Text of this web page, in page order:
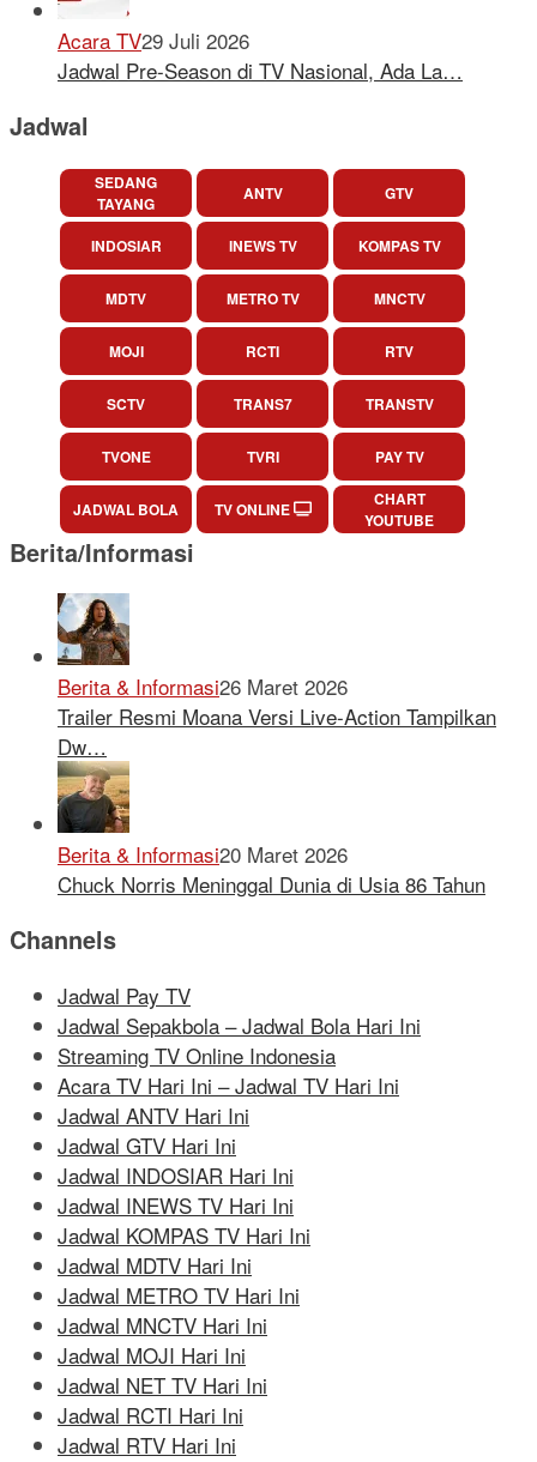
Acara TV29 Juli 2026
Jadwal Pre-Season di TV Nasional, Ada La…
Jadwal
SEDANG
TAYANG
ANTV GTV
INDOSIAR INEWS TV KOMPAS TV
MDTV METRO TV MNCTV
MOJI RCTI RTV
SCTV TRANS7 TRANSTV
TVONE TVRI PAY TV
JADWAL BOLA TV ONLINE
CHART
YOUTUBE
Berita/Informasi
Berita & Informasi26 Maret 2026
Trailer Resmi Moana Versi Live-Action Tampilkan
Dw…
Berita & Informasi20 Maret 2026
Chuck Norris Meninggal Dunia di Usia 86 Tahun
Channels
Jadwal Pay TV
Jadwal Sepakbola – Jadwal Bola Hari Ini
Streaming TV Online Indonesia
Acara TV Hari Ini – Jadwal TV Hari Ini
Jadwal ANTV Hari Ini
Jadwal GTV Hari Ini
Jadwal INDOSIAR Hari Ini
Jadwal INEWS TV Hari Ini
Jadwal KOMPAS TV Hari Ini
Jadwal MDTV Hari Ini
Jadwal METRO TV Hari Ini
Jadwal MNCTV Hari Ini
Jadwal MOJI Hari Ini
Jadwal NET TV Hari Ini
Jadwal RCTI Hari Ini
Jadwal RTV Hari Ini